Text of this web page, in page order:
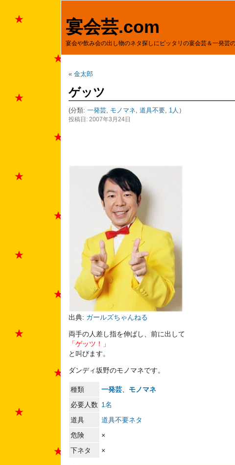
宴会芸.com
宴会や飲み会の出し物のネタ探しにピッタリの宴会芸＆一発芸
« 金太郎
ゲッツ
(分類: 一発芸, モノマネ, 道具不要, 1人 ）
投稿日: 2007年3月24日
出典: ガールズちゃんねる
両手の人差し指を伸ばし、前に出して
「ゲッツ！」
と叫びます。
ダンディ坂野のモノマネです。
種類 一発芸、 モノマネ
必要人数 1名
道具
道具不要ネタ
危険
×
下ネタ
×